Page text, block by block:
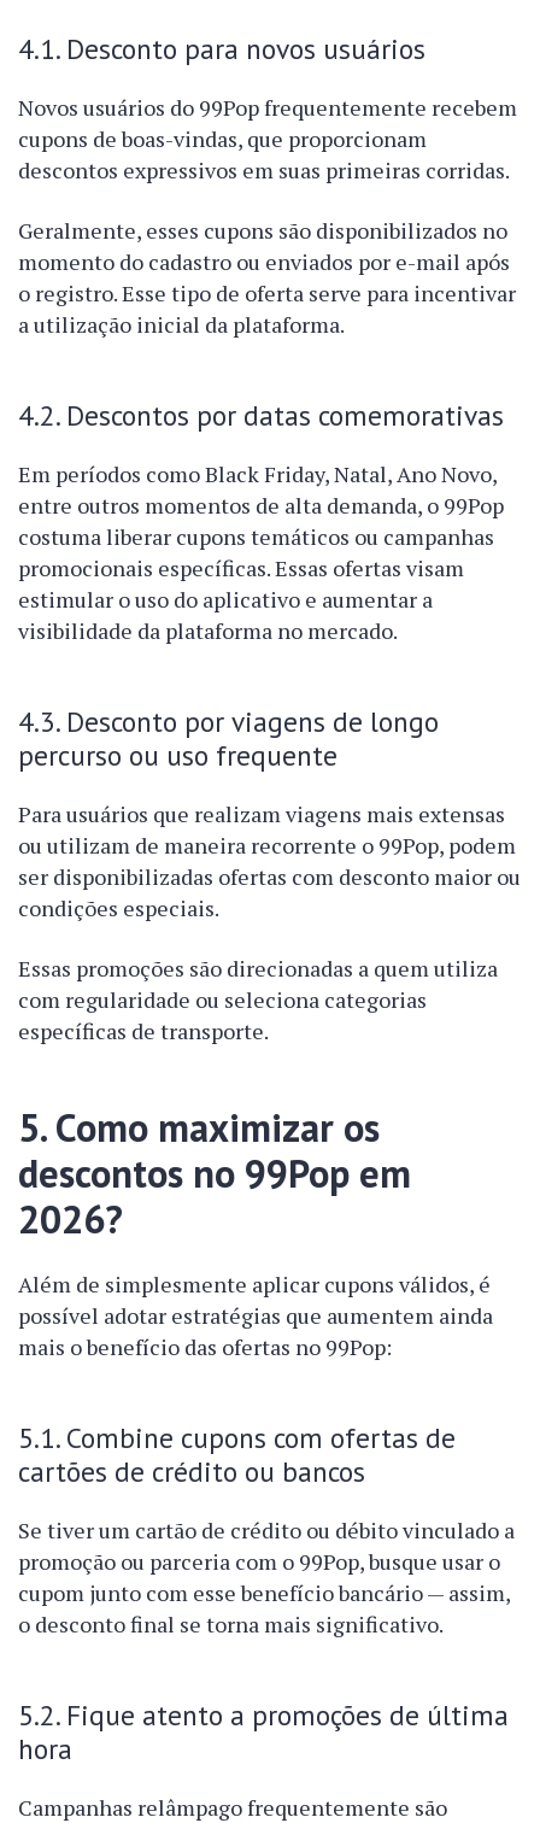
4.1. Desconto para novos usuários
Novos usuários do 99Pop frequentemente recebem
cupons de boas-vindas, que proporcionam
descontos expressivos em suas primeiras corridas.
Geralmente, esses cupons são disponibilizados no
momento do cadastro ou enviados por e-mail após
o registro. Esse tipo de oferta serve para incentivar
a utilização inicial da plataforma.
4.2. Descontos por datas comemorativas
Em períodos como Black Friday, Natal, Ano Novo,
entre outros momentos de alta demanda, o 99Pop
costuma liberar cupons temáticos ou campanhas
promocionais específicas. Essas ofertas visam
estimular o uso do aplicativo e aumentar a
visibilidade da plataforma no mercado.
4.3. Desconto por viagens de longo
percurso ou uso frequente
Para usuários que realizam viagens mais extensas
ou utilizam de maneira recorrente o 99Pop, podem
ser disponibilizadas ofertas com desconto maior ou
condições especiais.
Essas promoções são direcionadas a quem utiliza
com regularidade ou seleciona categorias
específicas de transporte.
5. Como maximizar os
descontos no 99Pop em
2026?
Além de simplesmente aplicar cupons válidos, é
possível adotar estratégias que aumentem ainda
mais o benefício das ofertas no 99Pop:
5.1. Combine cupons com ofertas de
cartões de crédito ou bancos
Se tiver um cartão de crédito ou débito vinculado a
promoção ou parceria com o 99Pop, busque usar o
cupom junto com esse benefício bancário — assim,
o desconto final se torna mais significativo.
5.2. Fique atento a promoções de última
hora
Campanhas relâmpago frequentemente são